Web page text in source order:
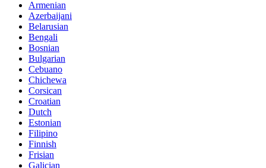
Armenian
Azerbaijani
Belarusian
Bengali
Bosnian
Bulgarian
Cebuano
Chichewa
Corsican
Croatian
Dutch
Estonian
Filipino
Finnish
Frisian
Galician